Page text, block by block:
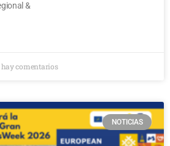
&
hay comentarios
NOTICIAS